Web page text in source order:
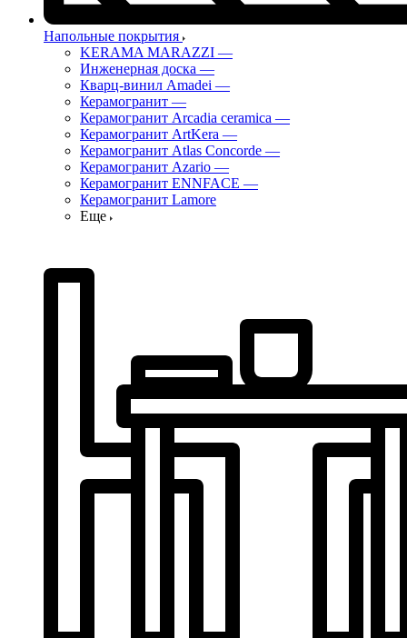
Напольные покрытия
KERAMA MARAZZI —
Инженерная доска —
Кварц-винил Amadei —
Керамогранит —
Керамогранит Arcadia ceramica —
Керамогранит ArtKera —
Керамогранит Atlas Concorde —
Керамогранит Azario —
Керамогранит ENNFACE —
Керамогранит Lamore
Еще